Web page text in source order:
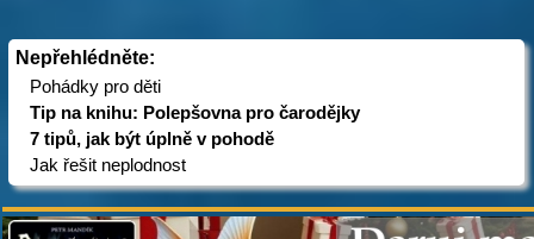
Nepřehlédněte:
Pohádky pro děti
Tip na knihu: Polepšovna pro čarodějky
7 tipů, jak být úplně v pohodě
Jak řešit neplodnost